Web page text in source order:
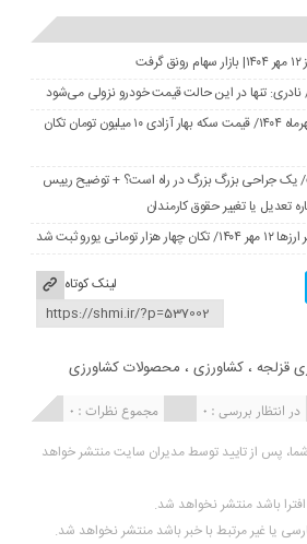
نادری: تنها در این حالت قیمت خودرو نزولی می‌شود
قیمت جدید طلا و سکه ۱۲ مهرماه ۱۴۰۴/ قیمت سکه بهار آزادی ۱۰ میلیون تومان تکان
یک جراحی بزرگ بزرگ در راه است؟ + توضیح رییس
تعدیل یا تغییر حقوق کارمندان
یورو ثبت شد
لینک کوتاه
قزلجه ،کشاورزی ، محصولات کشاورزی
مجموع نظرات : 0 در انتظار بررسی : 0
پس از تایید توسط مدیران سایت منتشر خواهد
باشد منتشر نخواهد شد.
یا غیر مرتبط با خبر باشد منتشر نخواهد شد.